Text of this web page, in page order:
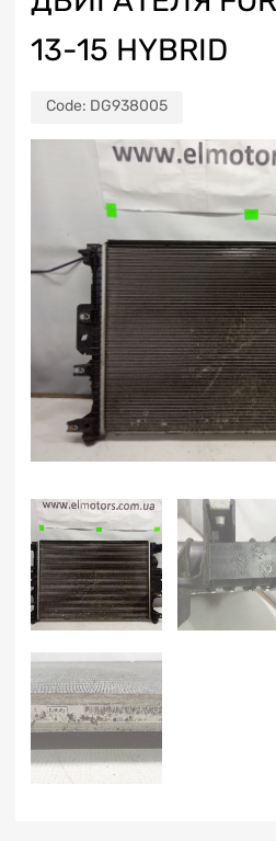
13-15 HYBRID
Code: DG938005